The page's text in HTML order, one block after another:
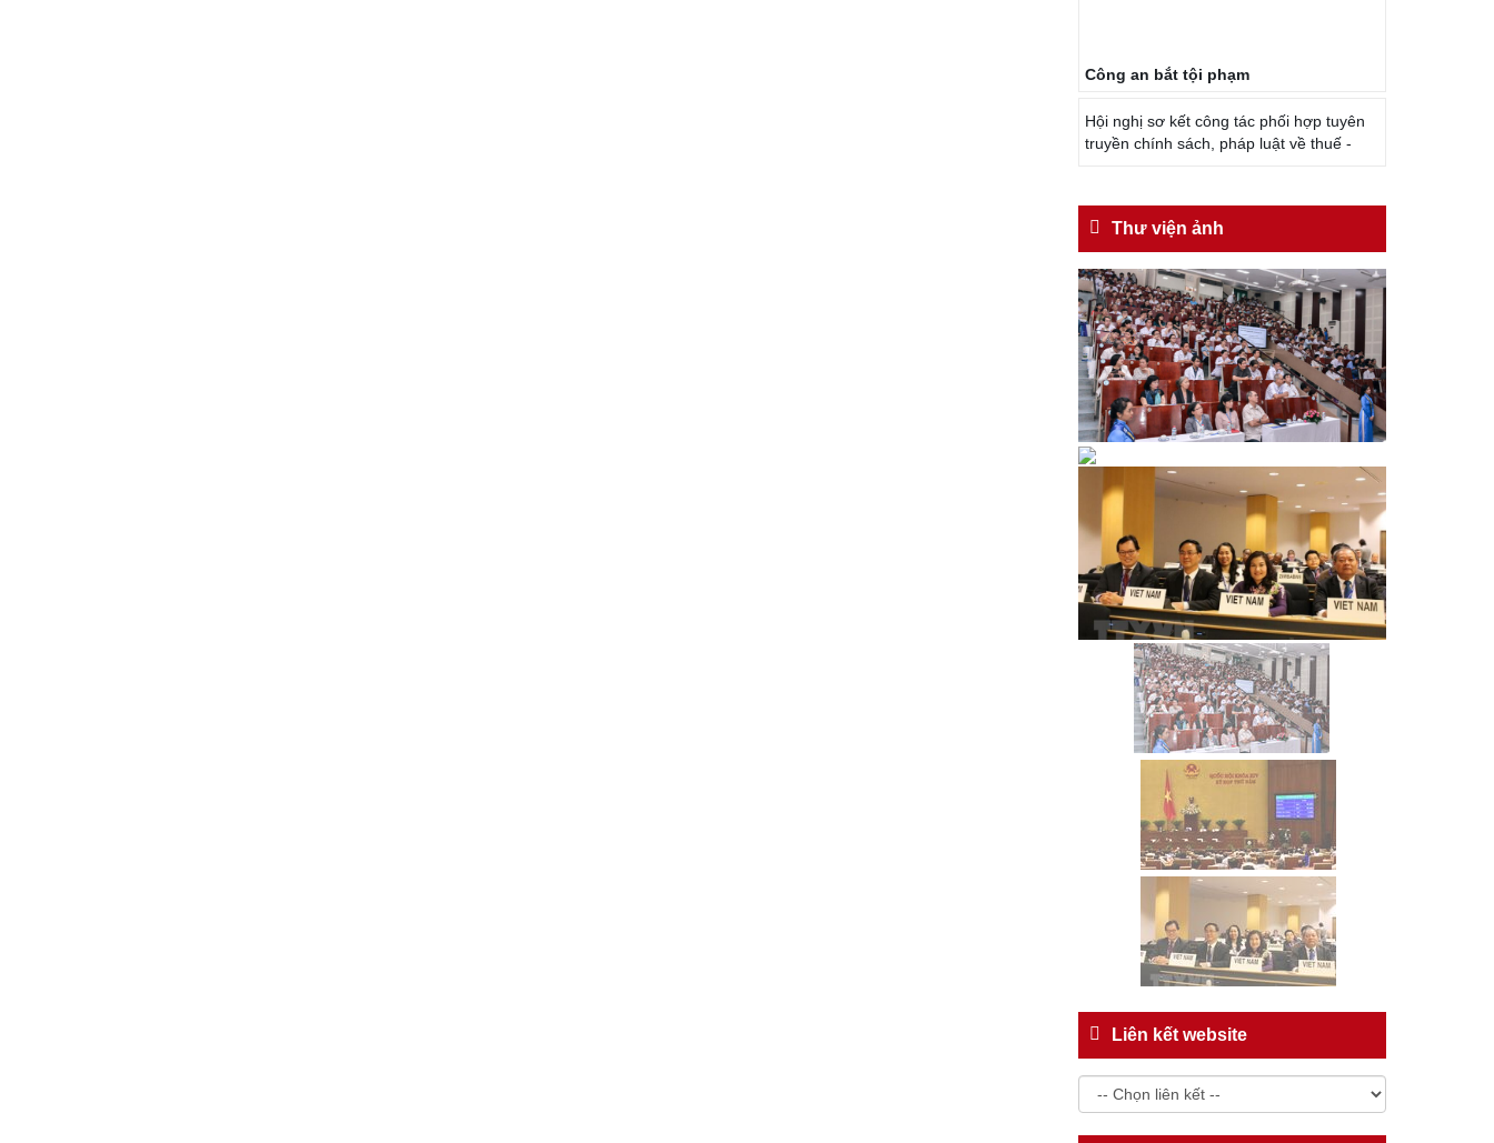
Công an bắt tội phạm
Hội nghị sơ kết công tác phối hợp tuyên
truyền chính sách, pháp luật về thuế -
Thư viện ảnh
Liên kết website